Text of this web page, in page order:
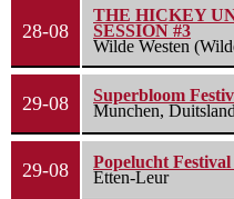
28-08
THE HICKEY
SESSION #3
Wilde Westen
29-08
Superbloom
Munchen,
29-08
Popelucht Festival
Etten-Leur